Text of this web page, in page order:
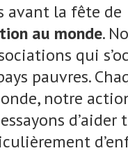
avant la fête de
au monde.
qui
pauvres.
notre
d’aider